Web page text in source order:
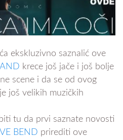
ekskluzivno saznalić ove
krece još jače i još bolje
scene i da se od ovog
još velikih muzičkih
tu da prvi saznate novosti
BEND prirediti ove